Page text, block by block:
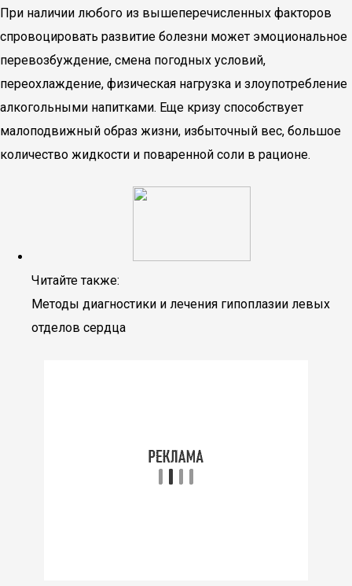
При наличии любого из вышеперечисленных факторов
спровоцировать развитие болезни может эмоциональное
перевозбуждение, смена погодных условий,
переохлаждение, физическая нагрузка и злоупотребление
алкогольными напитками. Еще кризу способствует
малоподвижный образ жизни, избыточный вес, большое
количество жидкости и поваренной соли в рационе.
Читайте также:
Методы диагностики и лечения гипоплазии левых
отделов сердца